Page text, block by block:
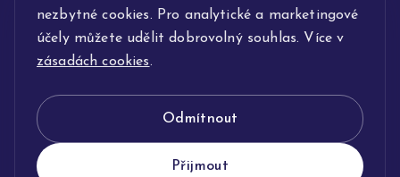
nezbytné cookies. Pro analytické a marketingové
účely můžete udělit dobrovolný souhlas. Více v
zásadách cookies.
Odmítnout
Přijmout
POPIS SLUŽEB
KLENOTNICTVÍ JOLLEO